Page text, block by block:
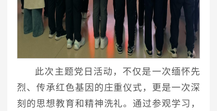
此次主题党日活动，不仅是一次缅怀先
烈、传承红色基因的庄重仪式，更是一次深
刻的思想教育和精神洗礼。通过参观学习，